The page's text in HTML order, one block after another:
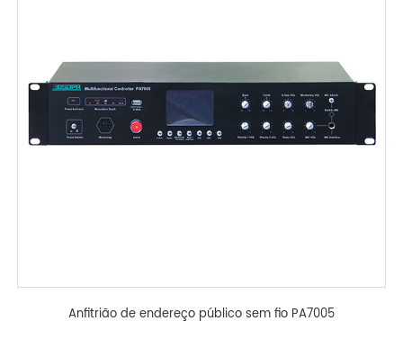
Anfitrião de endereço público sem fio PA7005